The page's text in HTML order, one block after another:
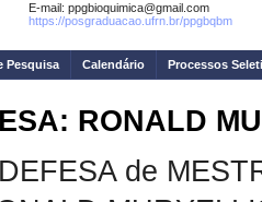
E-mail: ppgbioquimica@gmail.com
https://posgraduacao.ufrn.br/ppgbqbm
Pesquisa Calendário Processos
RONALD
de